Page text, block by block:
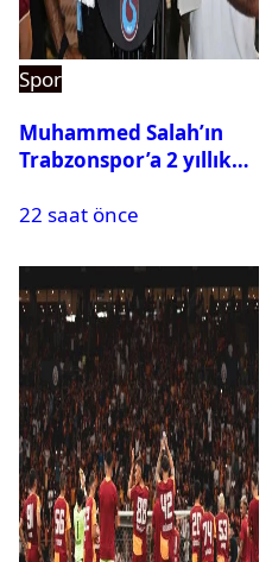
Spor
Muhammed Salah’ın
Trabzonspor’a 2 yıllık
22 saat önce